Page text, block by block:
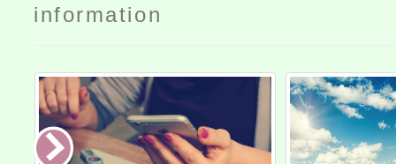
information